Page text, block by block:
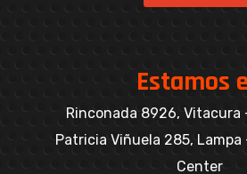
Estamos
Rinconada 8926, Vitacura
Patricia Viñuela 285,
Center